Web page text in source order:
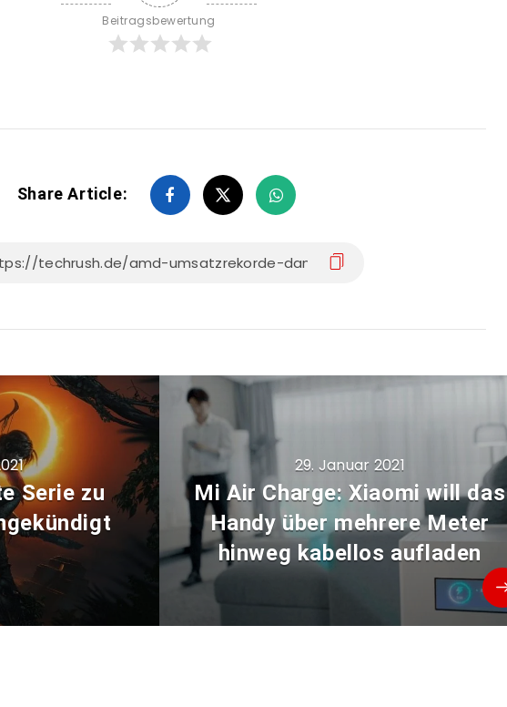
Beitragsbewertung
Share Article:
Serie zu
29. Januar 2021
Mi Air Charge: Xiaomi will das
Handy über mehrere Meter
hinweg kabellos aufladen